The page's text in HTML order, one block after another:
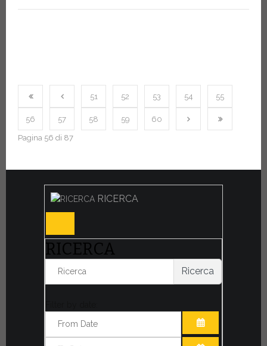
51 52 53 54 55
56 57 58 59 60
Pagina 56 di 87
RICERCA
RICERCA
Ricerca